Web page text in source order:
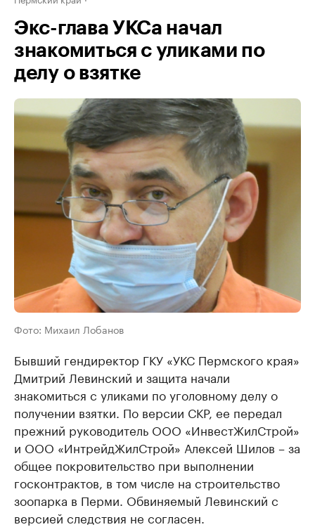
Экс-глава УКСа начал
знакомиться с уликами по
делу о взятке
Фото: Михаил Лобанов
Бывший гендиректор ГКУ «УКС Пермского края»
Дмитрий Левинский и защита начали
знакомиться с уликами по уголовному делу о
получении взятки. По версии СКР, ее передал
прежний руководитель ООО «ИнвестЖилСтрой»
и ООО «ИнтрейдЖилСтрой» Алексей Шилов – за
общее покровительство при выполнении
госконтрактов, в том числе на строительство
зоопарка в Перми. Обвиняемый Левинский с
версией следствия не согласен.